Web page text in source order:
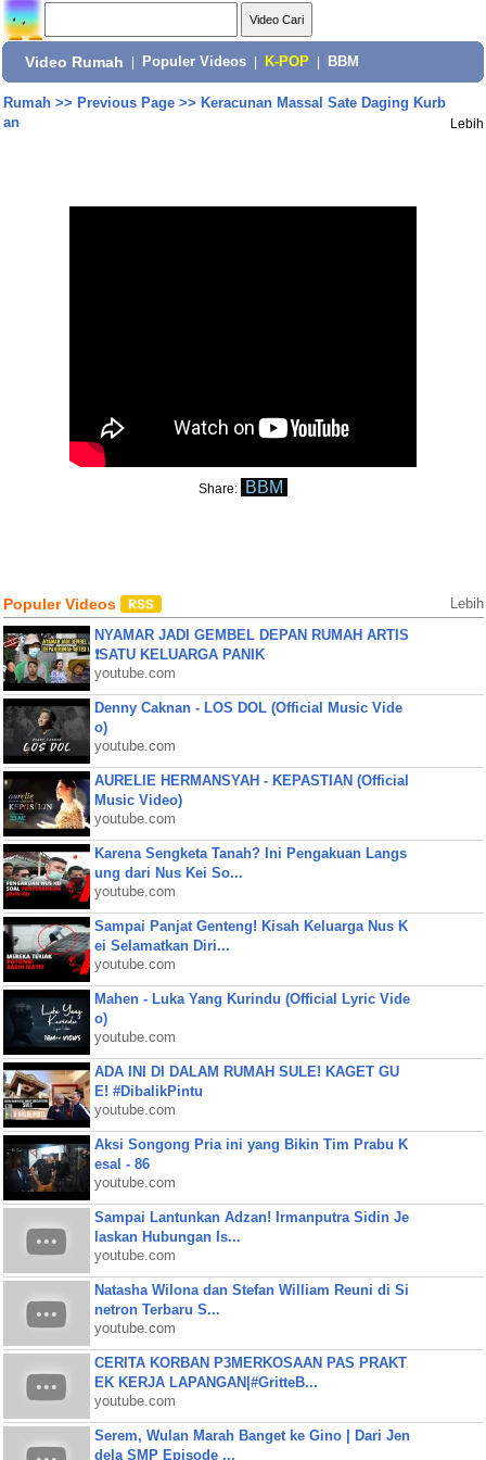
Video Rumah Populer Videos K-POP BBM
Rumah>> Previous Page>> Keracunan Massal Sate Daging Kurb
an
Lebih
Share: BBM
Populer Videos Lebih
NYAMAR JADI GEMBEL DEPAN RUMAH ARTIS
❗SATU KELUARGA PANIK
youtube.com
Denny Caknan - LOS DOL (Official Music Vide
o)
youtube.com
AURELIE HERMANSYAH - KEPASTIAN (Official
Music Video)
youtube.com
Karena Sengketa Tanah? Ini Pengakuan Langs
ung dari Nus Kei So...
youtube.com
Sampai Panjat Genteng! Kisah Keluarga Nus K
ei Selamatkan Diri...
youtube.com
Mahen - Luka Yang Kurindu (Official Lyric Vide
o)
youtube.com
ADA INI DI DALAM RUMAH SULE! KAGET GU
E! #DibalikPintu
youtube.com
Aksi Songong Pria ini yang Bikin Tim Prabu K
esal - 86
youtube.com
Sampai Lantunkan Adzan! Irmanputra Sidin Je
laskan Hubungan Is...
youtube.com
Natasha Wilona dan Stefan William Reuni di Si
netron Terbaru S...
youtube.com
CERITA KORBAN P3MERKOSAAN PAS PRAKT
EK KERJA LAPANGAN|#GritteB...
youtube.com
Serem, Wulan Marah Banget ke Gino | Dari Jen
dela SMP Episode ...